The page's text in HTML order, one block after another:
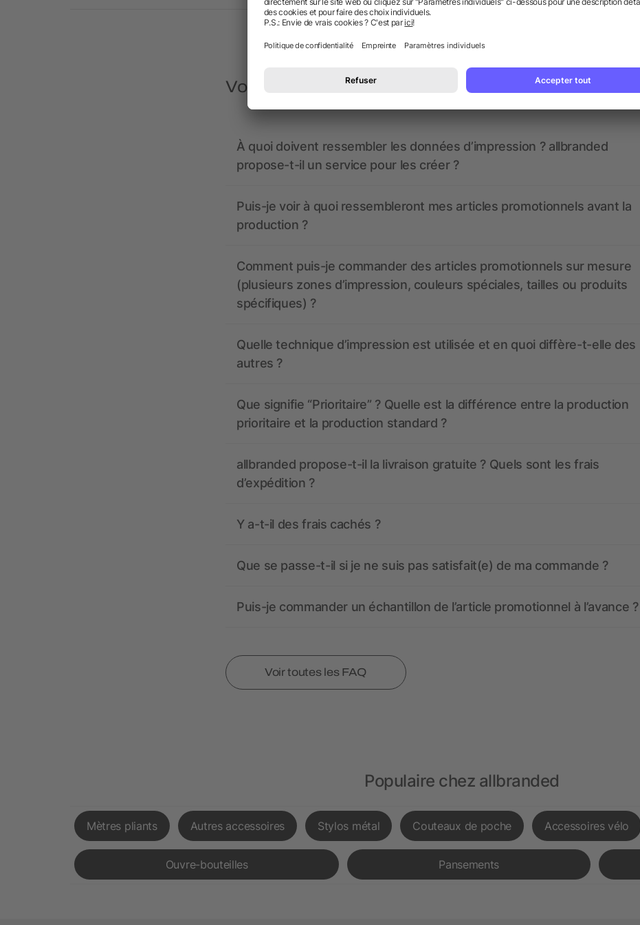
Vous avez des questions ? Nous avons les réponses.
À quoi doivent ressembler les données d’impression ? allbranded
propose-t-il un service pour les créer ?
Puis-je voir à quoi ressembleront mes articles promotionnels avant la
production ?
Comment puis-je commander des articles promotionnels sur mesure
(plusieurs zones d’impression, couleurs spéciales, tailles ou produits
spécifiques) ?
Quelle technique d’impression est utilisée et en quoi diffère-t-elle des
autres ?
Que signifie “Prioritaire” ? Quelle est la différence entre la production
prioritaire et la production standard ?
allbranded propose-t-il la livraison gratuite ? Quels sont les frais
d’expédition ?
Y a-t-il des frais cachés ?
Que se passe-t-il si je ne suis pas satisfait(e) de ma commande ?
Puis-je commander un échantillon de l’article promotionnel à l’avance ?
Voir toutes les FAQ
Populaire chez allbranded
Mètres pliants Autres accessoires Stylos métal Couteaux de poche Accessoires vélo
Ouvre-bouteilles Pansements